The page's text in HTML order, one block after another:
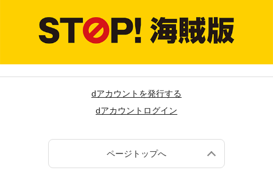
dアカウントを発行する
dアカウントログイン
ページトップへ